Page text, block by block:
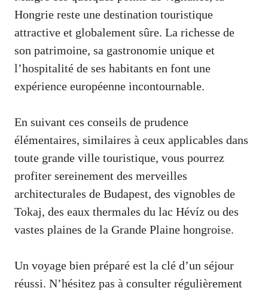
Hongrie reste une destination touristique
attractive et globalement sûre. La richesse de
son patrimoine, sa gastronomie unique et
l’hospitalité de ses habitants en font une
expérience européenne incontournable.
En suivant ces conseils de prudence
élémentaires, similaires à ceux applicables dans
toute grande ville touristique, vous pourrez
profiter sereinement des merveilles
architecturales de Budapest, des vignobles de
Tokaj, des eaux thermales du lac Hévíz ou des
vastes plaines de la Grande Plaine hongroise.
Un voyage bien préparé est la clé d’un séjour
réussi. N’hésitez pas à consulter régulièrement